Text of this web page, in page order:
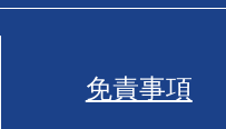
免責事項